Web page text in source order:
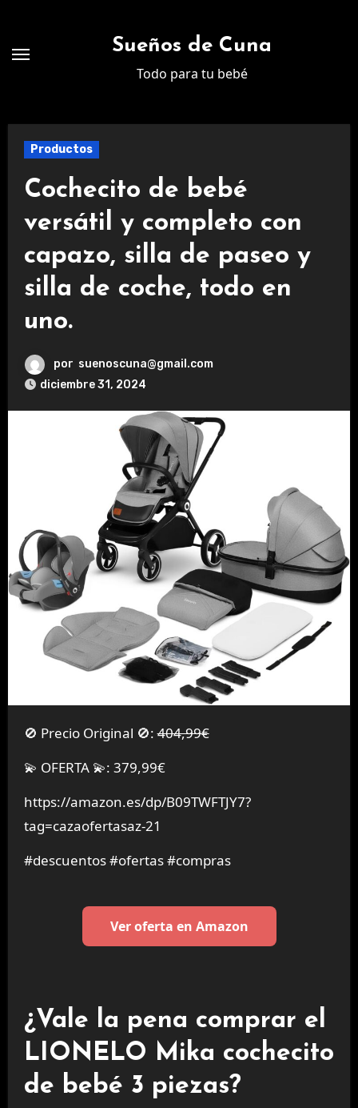
contenido
Sueños de Cuna
Todo para tu bebé
Productos
Cochecito de bebé
versátil y completo con
capazo, silla de paseo y
silla de coche, todo en
uno.
por suenoscuna@gmail.com
diciembre 31, 2024
🚫 Precio Original 🚫:404,99€
💫 OFERTA 💫: 379,99€
https://amazon.es/dp/B09TWFTJY7?
tag=cazaofertasaz-21
#descuentos #ofertas #compras
Ver oferta en Amazon
¿Vale la pena comprar el
LIONELO Mika cochecito
de bebé 3 piezas?